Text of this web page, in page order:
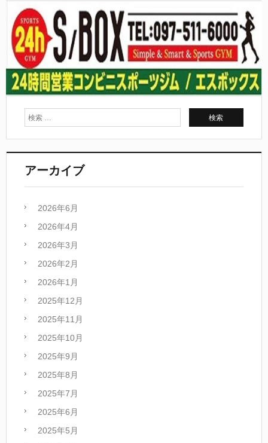
アーカイブ
2026年6月
2026年4月
2026年3月
2026年2月
2026年1月
2025年12月
2025年11月
2025年10月
2025年9月
2025年8月
2025年7月
2025年6月
2025年5月